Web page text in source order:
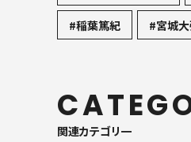
#稲葉篤紀 #宮城
関連カテゴリ一